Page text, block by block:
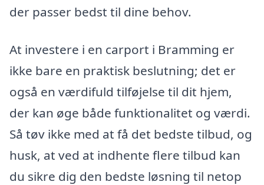
der passer bedst til dine behov.
At investere i en carport i Bramming er
ikke bare en praktisk beslutning; det er
også en værdifuld tilføjelse til dit hjem,
der kan øge både funktionalitet og værdi.
Så tøv ikke med at få det bedste tilbud, og
husk, at ved at indhente flere tilbud kan
du sikre dig den bedste løsning til netop